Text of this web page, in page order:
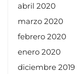
abril 2020
marzo 2020
febrero 2020
enero 2020
diciembre 2019